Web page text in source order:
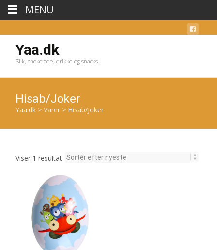
Yaa.dk
Slik, chokolade, drikke og snacks
Hisab/Joker
Yaa.dk > Varer > Hisab/Joker
Viser 1 resultat
MENU